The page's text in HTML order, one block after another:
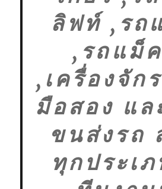
ลิฟท์ ,รถ
,รถแม็
,เครื่องจัก
มือสอง แล
ขนส่งรถ
ทุกประเ